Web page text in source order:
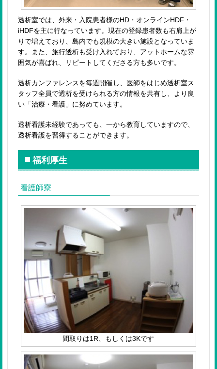
透析室では、外来・入院患者様のHD・オンラインHDF・
iHDFを主に行なっています。現在の登録患者数も右肩上が
りで増えており、島内でも規模の大きい施設となっていま
す。また、旅行透析も受け入れており、アットホームな雰
囲気が喜ばれ、リピートしてくださる方も多いです。
透析カンファレンスを毎週開催し、医師をはじめ透析室ス
タッフ全員で透析を受けられる方の情報を共有し、より良
い「治療・看護」に努めています。
透析看護未経験であっても、一から教育していますので、
透析看護を習得することができます。
福利厚生
看護師寮
間取りは1R、もしくは3Kです